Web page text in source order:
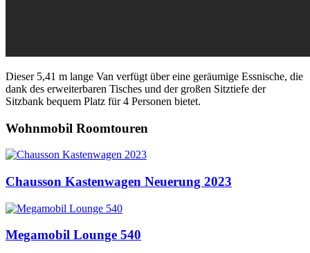
Dieser 5,41 m lange Van verfügt über eine geräumige Essnische, die
dank des erweiterbaren Tisches und der großen Sitztiefe der
Sitzbank bequem Platz für 4 Personen bietet.
Wohnmobil Roomtouren
Chausson Kastenwagen Neuerung 2023
Megamobil Lounge 540